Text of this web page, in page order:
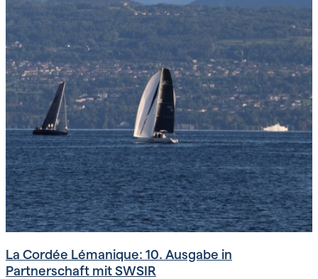
La Cordée Lémanique: 10. Ausgabe in
Partnerschaft mit SWSIR